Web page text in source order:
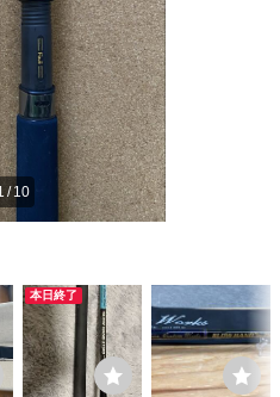
/ 10
本日終了